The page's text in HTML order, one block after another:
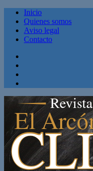
Inicio
Quienes somos
Aviso legal
Contacto